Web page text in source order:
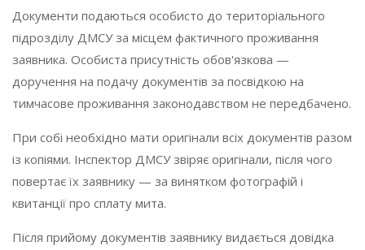
Документи подаються особисто до територіального
підрозділу ДМСУ за місцем фактичного проживання
заявника. Особиста присутність обов'язкова —
доручення на подачу документів за посвідкою на
тимчасове проживання законодавством не передбачено.
При собі необхідно мати оригінали всіх документів разом
із копіями. Інспектор ДМСУ звіряє оригінали, після чого
повертає їх заявнику — за винятком фотографій і
квитанції про сплату мита.
Після прийому документів заявнику видається довідка